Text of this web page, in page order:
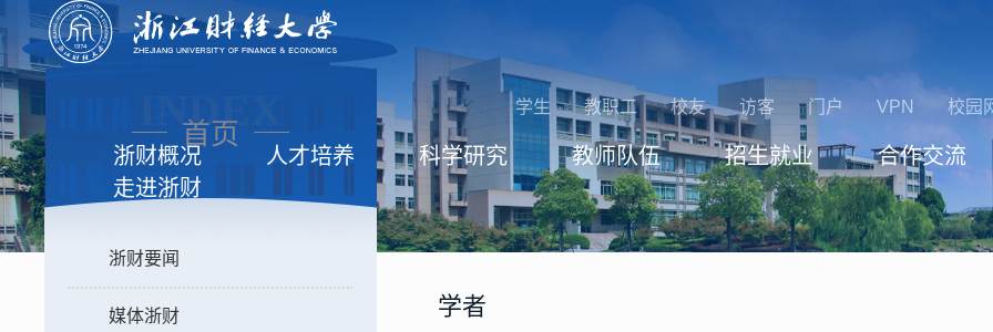
学生 教职工 校友 访客 门户 VPN 校园
浙财概况 人才培养 科学研究 教师队伍 招生就业
合作交流
走进浙财
INDEX
首页
浙财要闻
媒体浙财 学者